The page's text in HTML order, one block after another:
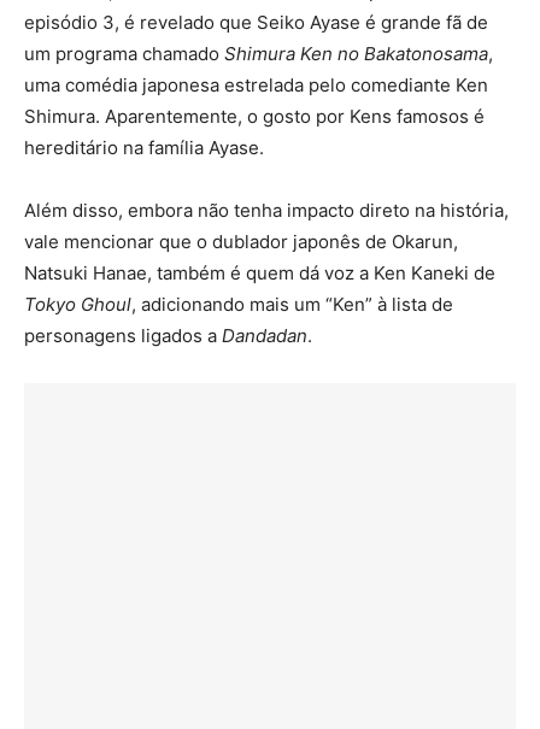
episódio 3, é revelado que Seiko Ayase é grande fã de
um programa chamado Shimura Ken no Bakatonosama,
uma comédia japonesa estrelada pelo comediante Ken
Shimura. Aparentemente, o gosto por Kens famosos é
hereditário na família Ayase.
Além disso, embora não tenha impacto direto na história,
vale mencionar que o dublador japonês de Okarun,
Natsuki Hanae, também é quem dá voz a Ken Kaneki de
Tokyo Ghoul, adicionando mais um “Ken” à lista de
personagens ligados a Dandadan.